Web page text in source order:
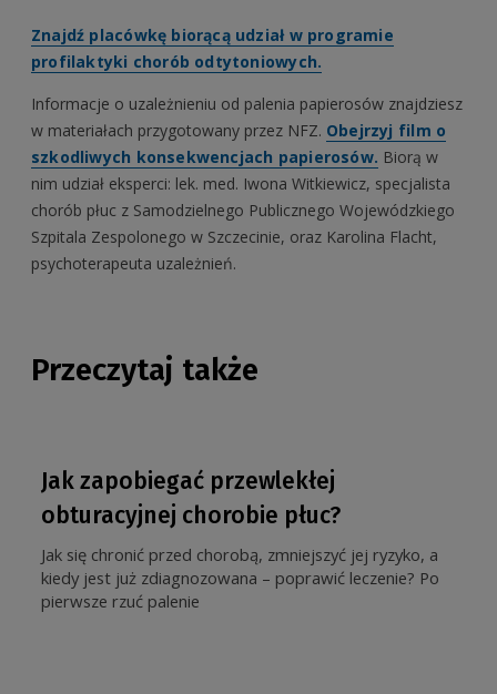
Znajdź placówkę biorącą udział w programie
profilaktyki chorób odtytoniowych.
Informacje o uzależnieniu od palenia papierosów znajdziesz
w materiałach przygotowany przez NFZ. Obejrzyj film o
szkodliwych konsekwencjach papierosów. Biorą w
nim udział eksperci: lek. med. Iwona Witkiewicz, specjalista
chorób płuc z Samodzielnego Publicznego Wojewódzkiego
Szpitala Zespolonego w Szczecinie, oraz Karolina Flacht,
psychoterapeuta uzależnień.
Przeczytaj także
Jak zapobiegać przewlekłej
obturacyjnej chorobie płuc?
Jak się chronić przed chorobą, zmniejszyć jej ryzyko, a
kiedy jest już zdiagnozowana – poprawić leczenie? Po
pierwsze rzuć palenie